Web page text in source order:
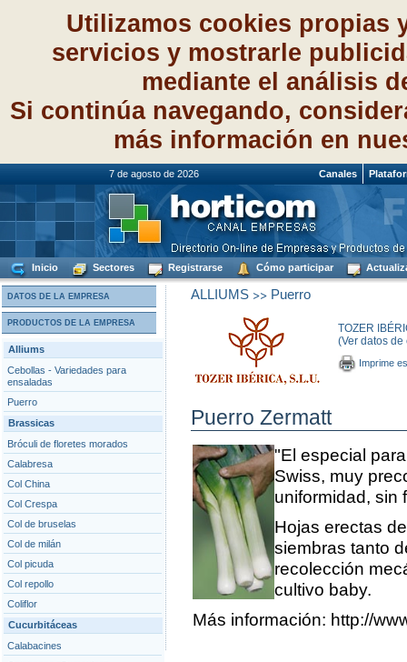
Utilizamos cookies propias
servicios y mostrarle
mediante el análisis
Si continúa navegando,
más información en
7 de agosto de 2026 Canales
Inicio Sectores Registrarse Cómo participar
DATOS DE LA EMPRESA
PRODUCTOS DE LA EMPRESA
Alliums
Cebollas - Variedades para
ensaladas
Puerro
Brassicas
Bróculi de floretes morados
Calabresa
Col China
Col Crespa
Col de bruselas
Col de milán
Col picuda
Col repollo
Coliflor
Cucurbitáceas
Calabacines
ALLIUMS>> Puerro
TOZER
(Ver datos
Imprime
Puerro Zermatt
"El especial
Swiss, muy
uniformidad, sin
Hojas erectas
siembras tanto
recolección
cultivo baby.
Más información: http://